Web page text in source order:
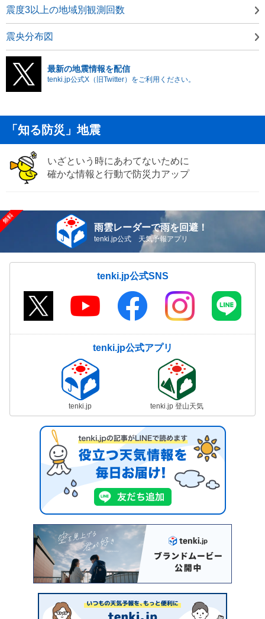
震度3以上の地域別観測回数
震央分布図
最新の地震情報を配信
tenki.jp公式X（旧Twitter）をご利用ください。
「知る防災」地震
いざという時にあわてないために
確かな情報と行動で防災力アップ
雨雲レーダーで雨を回避！
tenki.jp公式 天気予報アプリ
tenki.jp公式SNS
tenki.jp公式アプリ
tenki.jp tenki.jp 登山天気